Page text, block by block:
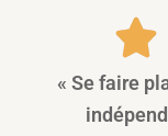
« Se faire